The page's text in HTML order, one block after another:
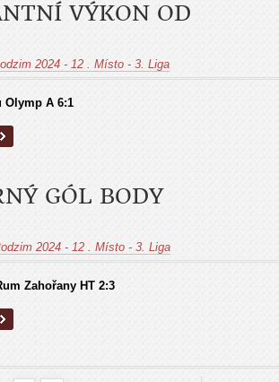
VÝKON OD
2024 - 12 . Místo - 3. Liga
Olymp A 6:1
GÓL BODY
2024 - 12 . Místo - 3. Liga
Zahořany HТ 2:3